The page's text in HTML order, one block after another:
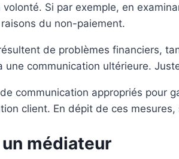
Si par exemple, en
du non-paiement.
de problèmes financiers,
une communication ultérieure.
communication appropriés pour
client. En dépit de ces
médiateur